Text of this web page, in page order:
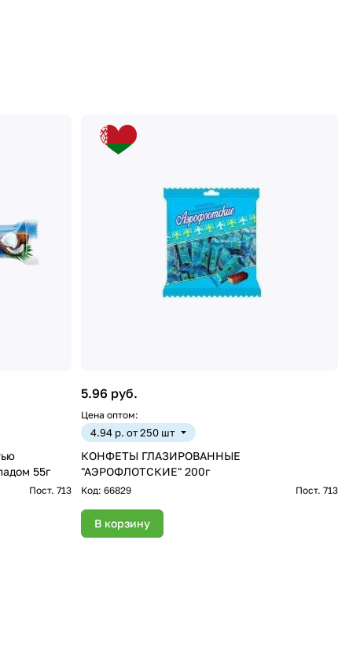
55г
Пост. 713
5.96 руб.
Цена оптом:
4.94 р. от 250 шт
КОНФЕТЫ ГЛАЗИРОВАННЫЕ
"АЭРОФЛОТСКИЕ" 200г
Код: 66829 Пост. 713
В корзину